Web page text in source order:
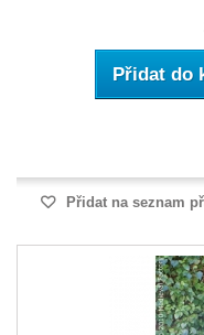
Přidat do
Přidat na seznam